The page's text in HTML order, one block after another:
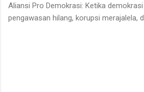
Aliansi Pro Demokrasi: Ketika
pengawasan hilang, korupsi merajalela,